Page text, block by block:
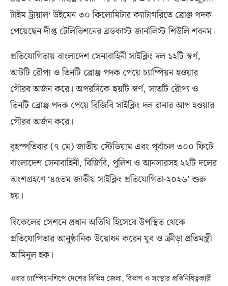
টাইম ট্রায়াল‘উইমেন ৩০ কিলোমিটার ক্যাটাগরিতে ব্রোঞ্জ পদক
পেয়েছেন দীপ্ত টেলিভিশনেরব্রডকাস্ট জার্নালিস্ট শিউলি শবনম।
প্রতিযোগিতায় বাংলাদেশ সেনাবাহিনী সাইক্লিং দল ১২টি স্বর্ণ,
আটটি রৌপ্য ও তিনটি ব্রোঞ্জ পদক পেয়ে চ্যাম্পিয়ন হওয়ার
গৌরব অর্জন করে। অপরদিকে ছয়টি স্বর্ণ,সাতটি রৌপ্য ও
তিনটি ব্রোঞ্জ পদক পেয়ে বিজিবি সাইক্লিং দল রানার আপ হওয়ার
গৌরব অর্জন করে।
বৃহস্পতিবার (৭ মে) জাতীয় স্টেডিয়াম এবং পূর্বাচল ৩০০ ফিটে
বাংলাদেশ সেনাবাহিনী, বিজিবি, পুলিশ ও আনসারসহ ২২টি দলের
অংশগ্রহণে ‘৪৫তম জাতীয় সাইক্লিং প্রতিযোগিতা-২০২৬’ শুরু
হয়।
বিকেলের সেশনে প্রধান অতিথি হিসেবে উপস্থিত থেকে
প্রতিযোগিতার আনুষ্ঠানিক উদ্বোধন করেন যুব ও ক্রীড়া প্রতিমন্ত্রী
আমিনুল হক।
এবার চ্যাম্পিয়নশিপে দেশের বিভিন্ন জেলা, বিভাগ ও সংস্থার প্রতিনিধিত্বকারী